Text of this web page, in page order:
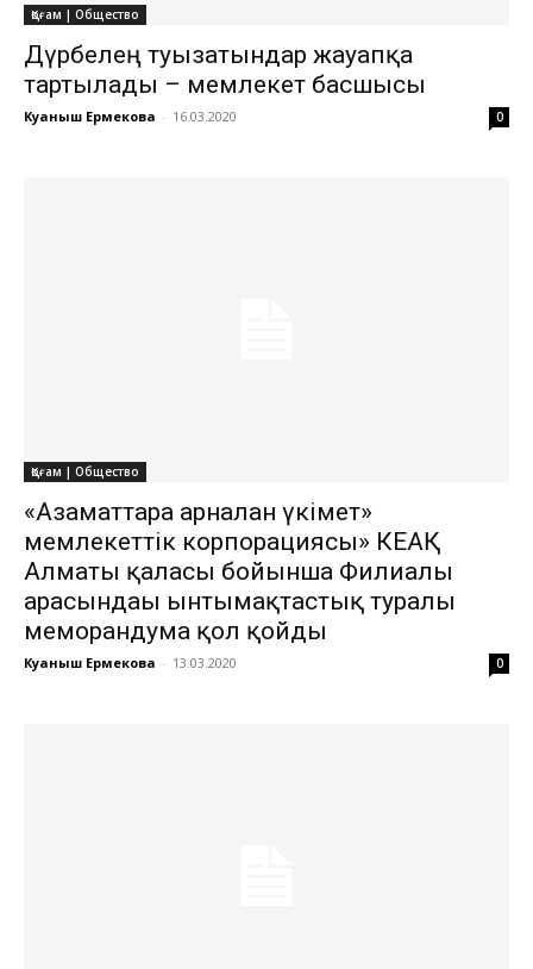
Қоғам | Общество
Дүрбелең туғызатындар жауапқа
тартылады – мемлекет басшысы
Куаныш Ермекова - 16.03.2020 0
Қоғам | Общество
«Азаматтарға арналған үкімет»
мемлекеттік корпорациясы» КЕАҚ
Алматы қаласы бойынша Филиалы
арасындағы ынтымақтастық туралы
меморандумға қол қойды
Куаныш Ермекова - 13.03.2020 0